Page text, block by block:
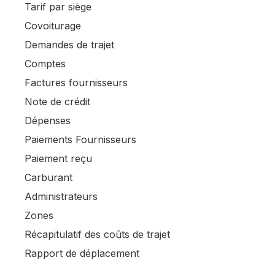
Tarif par siège
Covoiturage
Demandes de trajet
Comptes
Factures fournisseurs
Note de crédit
Dépenses
Paiements Fournisseurs
Paiement reçu
Carburant
Administrateurs
Zones
Récapitulatif des coûts de trajet
Rapport de déplacement